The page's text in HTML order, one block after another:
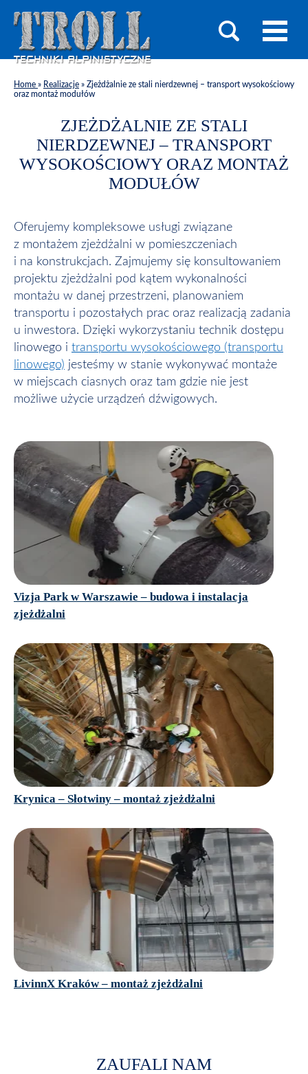
Home » Realizacje » Zjeżdżalnie ze stali nierdzewnej – transport wysokościowy
oraz montaż modułów
ZJEŻDŻALNIE ZE STALI
NIERDZEWNEJ – TRANSPORT
WYSOKOŚCIOWY ORAZ MONTAŻ
MODUŁÓW
Oferujemy kompleksowe usługi związane
z montażem zjeżdżalni w pomieszczeniach
i na konstrukcjach. Zajmujemy się konsultowaniem
projektu zjeżdżalni pod kątem wykonalności
montażu w danej przestrzeni, planowaniem
transportu i pozostałych prac oraz realizacją zadania
u inwestora. Dzięki wykorzystaniu technik dostępu
linowego i transportu wysokościowego (transportu
linowego) jesteśmy w stanie wykonywać montaże
w miejscach ciasnych oraz tam gdzie nie jest
możliwe użycie urządzeń dźwigowych.
Vizja Park w Warszawie – budowa i instalacja
zjeżdżalni
Krynica – Słotwiny – montaż zjeżdżalni
LivinnX Kraków – montaż zjeżdżalni
ZAUFALI NAM